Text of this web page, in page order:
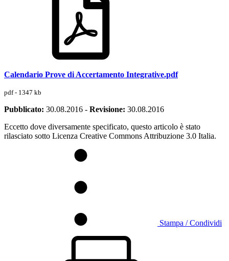
Calendario Prove di Accertamento Integrative.pdf
pdf - 1347 kb
Pubblicato: 30.08.2016 - Revisione: 30.08.2016
Eccetto dove diversamente specificato, questo articolo è stato
rilasciato sotto Licenza Creative Commons Attribuzione 3.0 Italia.
Stampa / Condividi